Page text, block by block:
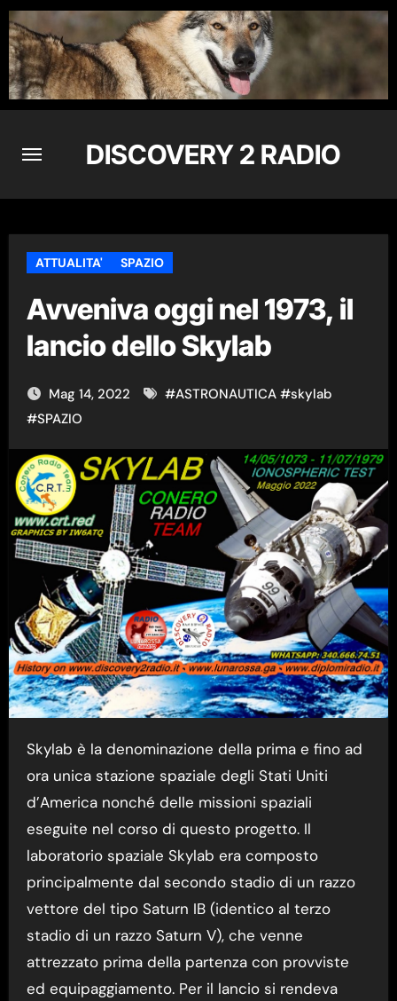
Skip
to
content
DISCOVERY 2 RADIO
ATTUALITA' SPAZIO
Avveniva oggi nel 1973, il
lancio dello Skylab
Mag 14, 2022 #ASTRONAUTICA#skylab
#SPAZIO
Skylab è la denominazione della prima e fino ad
ora unica stazione spaziale degli Stati Uniti
d’America nonché delle missioni spaziali
eseguite nel corso di questo progetto. Il
laboratorio spaziale Skylab era composto
principalmente dal secondo stadio di un razzo
vettore del tipo Saturn IB (identico al terzo
stadio di un razzo Saturn V), che venne
attrezzato prima della partenza con provviste
ed equipaggiamento. Per il lancio si rendeva